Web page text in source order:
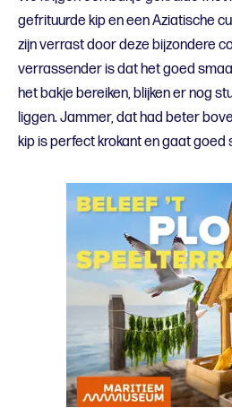
gefrituurde kip en een Aziatische
zijn verrast door deze bijzondere
verrassender is dat het goed
het bakje bereiken, blijken er nog
liggen. Jammer, dat had beter
kip is perfect krokant en gaat goed